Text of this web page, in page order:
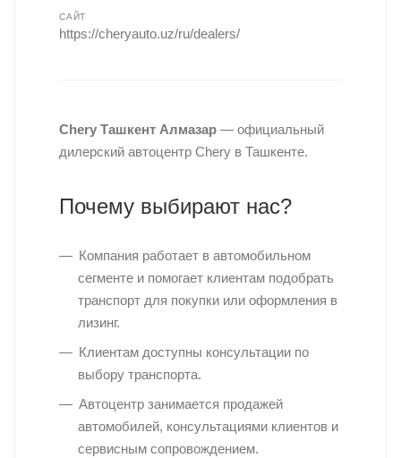
САЙТ
https://cheryauto.uz/ru/dealers/
Chery Ташкент Алмазар — официальный
дилерский автоцентр Chery в Ташкенте.
Почему выбирают нас?
Компания работает в автомобильном
сегменте и помогает клиентам подобрать
транспорт для покупки или оформления в
лизинг.
Клиентам доступны консультации по
выбору транспорта.
Автоцентр занимается продажей
автомобилей, консультациями клиентов и
сервисным сопровождением.